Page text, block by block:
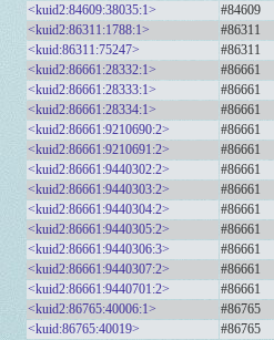
<kuid2:84609:38035:1>
#84609
<kuid2:86311:1788:1>
#86311
<kuid:86311:75247>
#86311
<kuid2:86661:28332:1>
#86661
<kuid2:86661:28333:1>
#86661
<kuid2:86661:28334:1>
#86661
<kuid2:86661:9210690:2>
#86661
<kuid2:86661:9210691:2>
#86661
<kuid2:86661:9440302:2>
#86661
<kuid2:86661:9440303:2>
#86661
<kuid2:86661:9440304:2>
#86661
<kuid2:86661:9440305:2>
#86661
<kuid2:86661:9440306:3>
#86661
<kuid2:86661:9440307:2>
#86661
<kuid2:86661:9440701:2>
#86661
<kuid2:86765:40006:1>
#86765
<kuid:86765:40019>
#86765